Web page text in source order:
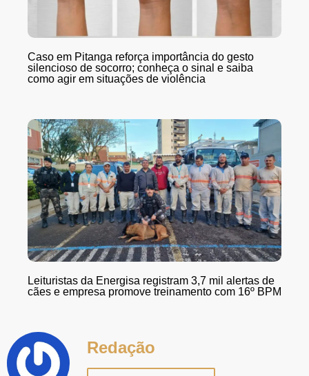
Caso em Pitanga reforça importância do gesto
silencioso de socorro; conheça o sinal e saiba
como agir em situações de violência
Leituristas da Energisa registram 3,7 mil alertas de
cães e empresa promove treinamento com 16º BPM
Redação